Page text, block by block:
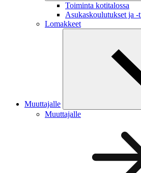
Toiminta kotitalossa
Asukaskoulutukset ja -
Lomakkeet
Muuttajalle
Muuttajalle